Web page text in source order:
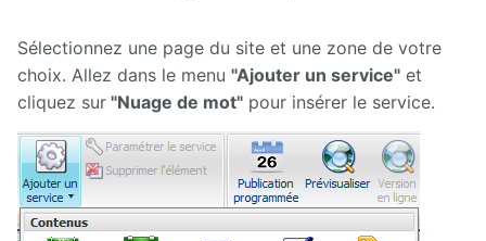
Sélectionnez une page du site et une zone de votre
choix. Allez dans le menu "Ajouter un service" et
cliquez sur "Nuage de mot" pour insérer le service.